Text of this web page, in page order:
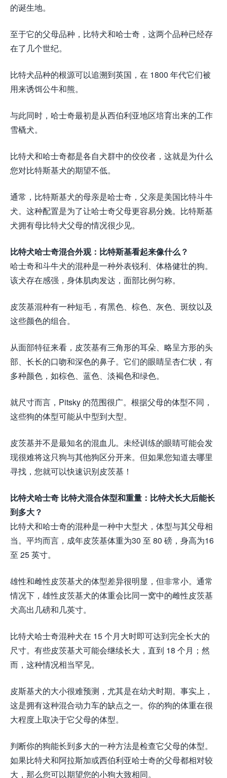
的诞生地。
至于它的父母品种，比特犬和哈士奇，这两个品种已经存
在了几个世纪。
比特犬品种的根源可以追溯到英国，在 1800 年代它们被
用来诱饵公牛和熊。
与此同时，哈士奇最初是从西伯利亚地区培育出来的工作
雪橇犬。
比特犬和哈士奇都是各自犬群中的佼佼者，这就是为什么
您对比特斯基犬的期望不低。
通常，比特斯基犬的母亲是哈士奇，父亲是美国比特斗牛
犬。这种配置是为了让哈士奇父母更容易分娩。比特斯基
犬拥有母比特犬父母的情况很少见。
比特犬哈士奇混合外观：比特斯基看起来像什么？
哈士奇和斗牛犬的混种是一种外表锐利、体格健壮的狗。
该犬存在感强，身体肌肉发达，面部比例匀称。
皮茨基混种有一种短毛，有黑色、棕色、灰色、斑纹以及
这些颜色的组合。
从面部特征来看，皮茨基有三角形的耳朵、略呈方形的头
部、长长的口吻和深色的鼻子。它们的眼睛呈杏仁状，有
多种颜色，如棕色、蓝色、淡褐色和绿色。
就尺寸而言，Pitsky 的范围很广。根据父母的体型不同，
这些狗的体型可能从中型到大型。
皮茨基并不是最知名的混血儿。未经训练的眼睛可能会发
现很难将这只狗与其他狗区分开来。但如果您知道去哪里
寻找，您就可以快速识别皮茨基！
比特犬哈士奇 比特犬混合体型和重量：比特犬长大后能长
到多大？
比特犬和哈士奇的混种是一种中大型犬，体型与其父母相
当。平均而言，成年皮茨基体重为30 至 80 磅，身高为16
至 25 英寸。
雄性和雌性皮茨基犬的体型差异很明显，但非常小。通常
情况下，雄性皮茨基犬的体重会比同一窝中的雌性皮茨基
犬高出几磅和几英寸。
比特犬哈士奇混种犬在 15 个月大时即可达到完全长大的
尺寸。有些皮茨基犬可能会继续长大，直到 18 个月；然
而，这种情况相当罕见。
皮斯基犬的大小很难预测，尤其是在幼犬时期。事实上，
这是拥有这种混合动力车的缺点之一。你的狗的体重在很
大程度上取决于它父母的体型。
判断你的狗能长到多大的一种方法是检查它父母的体型。
如果比特犬和阿拉斯加或西伯利亚哈士奇的父母都相对较
大，那么您可以期望您的小狗大致相同。